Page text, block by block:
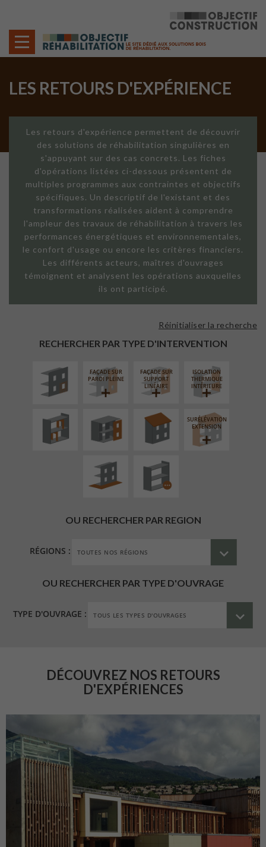
LES RETOURS D'EXPÉRIENCE
Les retours d'expérience permettent de découvrir
des solutions de réhabilitation singulières en
s'appuyant sur des cas concrets. Les fiches
d'opérations listées ci-dessous présentent de
multiples programmes aux contraintes et objectifs
spécifiques. Un descriptif de l'existant et des
transformations réalisées aident à comprendre
l'ampleur des travaux de réhabilitation à travers les
performances énergétiques et environnementales,
le confort d'usage ou encore les critères financiers.
Les différents acteurs, maîtres d'ouvrages
témoignent et analysent les opérations auxquelles
ils ont participé.
RECHERCHER PAR TYPE D'INTERVENTION
Réinitialiser la recherche
EXTÉRIEURE
FAÇADE SUR
PAROI PLEINE
FAÇADE SUR
SUPPORT
LINÉAIRE
ISOLATION
THERMIQUE
INTÉRIEURE
RÉAMÉNAGEMENT
INTÉRIEUR
FERMETURE
LOGGIAS
RÉFECTION DES
TOITURES
SURÉLÉVATION
EXTENSION
AMÉNAGEMENT
EXTÉRIEUR
PROCÉDÉ
PARTICULIER
OU RECHERCHER PAR REGION
RÉGIONS :
OU RECHERCHER PAR TYPE D'OUVRAGE
TYPE D'OUVRAGE :
DÉCOUVREZ NOS RETOURS
D'EXPÉRIENCES